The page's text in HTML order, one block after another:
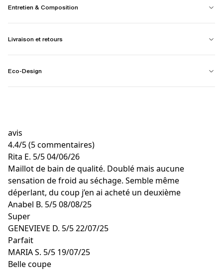
Entretien & Composition
Livraison et retours
Eco-Design
avis
4.4/5(5 commentaires)
Rita E. 5/504/06/26
Maillot de bain de qualité. Doublé mais aucune
sensation de froid au séchage. Semble même
déperlant, du coup j’en ai acheté un deuxième
Anabel B. 5/508/08/25
Super
GENEVIEVE D. 5/522/07/25
Parfait
MARIA S. 5/5 19/07/25
Belle coupe